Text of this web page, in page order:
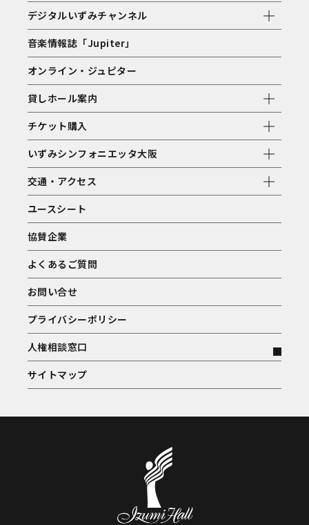
デジタルいずみチャンネル
音楽情報誌「Jupiter」
オンライン・ジュピター
貸しホール案内
チケット購入
いずみシンフォニエッタ大阪
交通・アクセス
ユースシート
協賛企業
よくあるご質問
お問い合せ
プライバシーポリシー
人権相談窓口
サイトマップ